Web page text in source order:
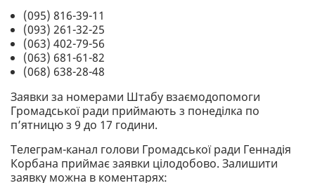
(095) 816-39-11
(093) 261-32-25
(063) 402-79-56
(063) 681-61-82
(068) 638-28-48
Заявки за номерами Штабу взаємодопомоги
Громадської ради приймають з понеділка по
п’ятницю з 9 до 17 години.
Телеграм-канал голови Громадської ради Геннадія
Корбана приймає заявки цілодобово. Залишити
заявку можна в коментарях: